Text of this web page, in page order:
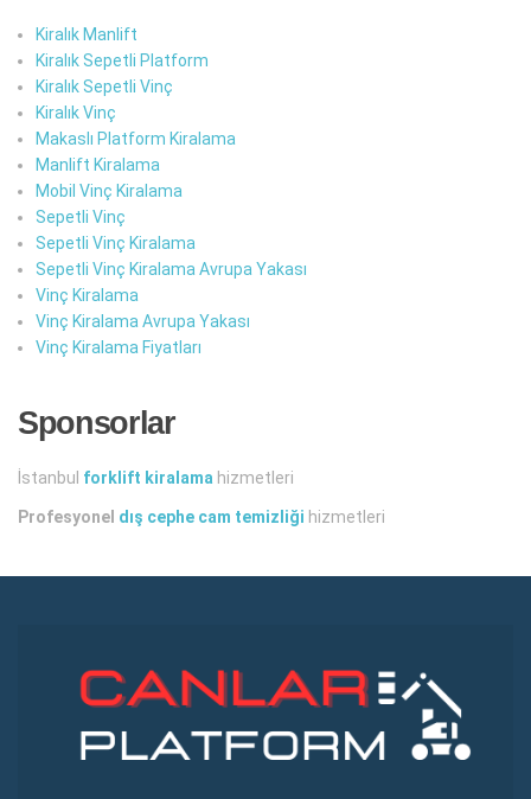
Kiralık Manlift
Kiralık Sepetli Platform
Kiralık Sepetli Vinç
Kiralık Vinç
Makaslı Platform Kiralama
Manlift Kiralama
Mobil Vinç Kiralama
Sepetli Vinç
Sepetli Vinç Kiralama
Sepetli Vinç Kiralama Avrupa Yakası
Vinç Kiralama
Vinç Kiralama Avrupa Yakası
Vinç Kiralama Fiyatları
Sponsorlar
İstanbul forklift kiralama hizmetleri
Profesyonel dış cephe cam temizliği hizmetleri